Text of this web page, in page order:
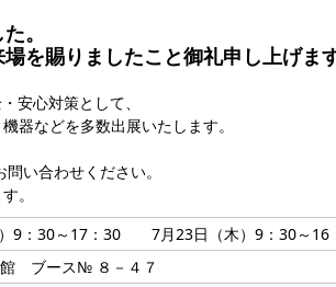
。
を賜りましたこと御礼申し上げます
安心対策として、
器などを多数出展いたします。
問い合わせください。
。
9：30～17：30 7月23日（木）9：30～16
ブース№ ８－４７